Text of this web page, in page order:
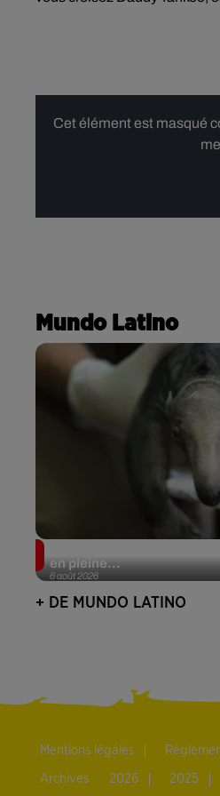
Cet élément est masqué
Mundo Latino
6 août 2026
en pleine...
+ DE MUNDO LATINO
Mentions légales
Archives 2026 2025